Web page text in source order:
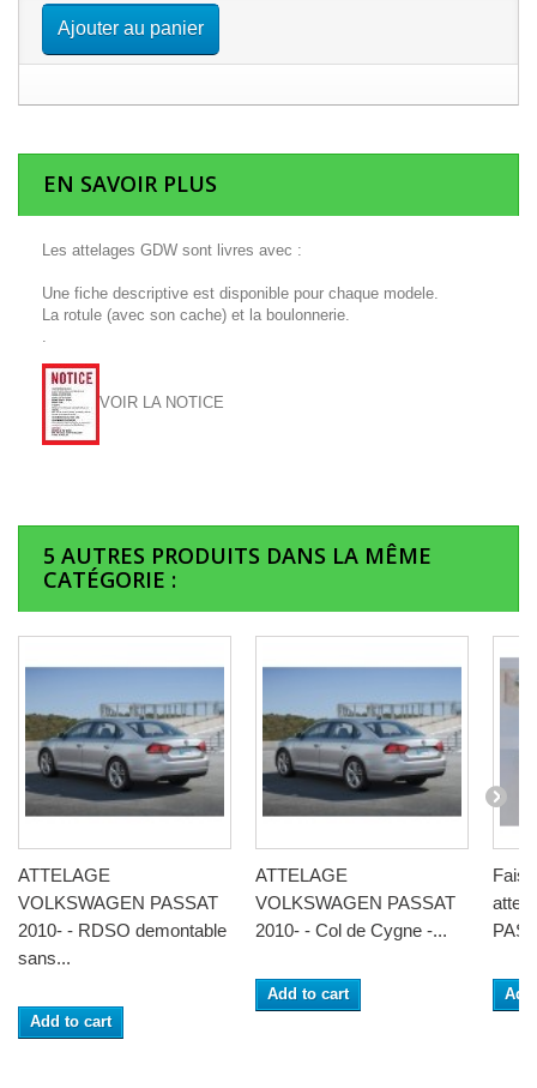
Ajouter au panier
EN SAVOIR PLUS
Les attelages GDW sont livres avec :
Une fiche descriptive est disponible pour chaque modele.
La rotule (avec son cache) et la boulonnerie.
.
VOIR LA NOTICE
5 AUTRES PRODUITS DANS LA MÊME
CATÉGORIE :
ATTELAGE
VOLKSWAGEN PASSAT
2010- - RDSO demontable
sans...
Add to cart
ATTELAGE
VOLKSWAGEN PASSAT
2010- - Col de Cygne -...
Add to cart